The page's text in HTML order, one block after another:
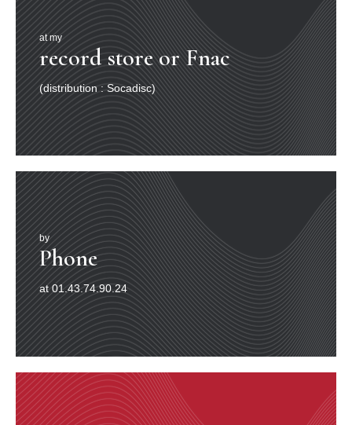
by
Phone
at 01.43.74.90.24
at my
record store or Fnac
(distribution : Socadisc)